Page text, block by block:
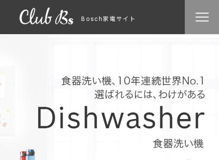
Bosch家電サイト